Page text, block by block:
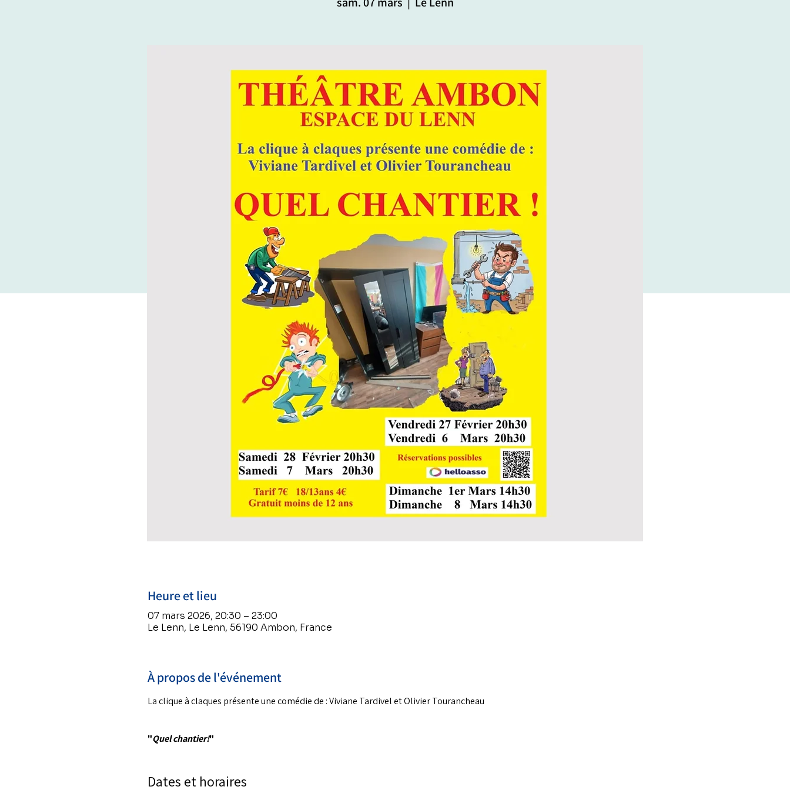
Heure et lieu
07 mars 2026, 20:30 – 23:00
Le Lenn, Le Lenn, 56190 Ambon, France
À propos de l'événement
La clique à claques présente une comédie de : Viviane Tardivel et Olivier Tourancheau
"Quel chantier!"
Dates et horaires